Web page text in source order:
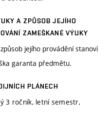
A ZPŮSOB JEJÍHO
ZAMEŠKANÉ VÝUKY
jejího provádění stanoví
garanta předmětu.
PLÁNECH
3 ročník, letní semestr,